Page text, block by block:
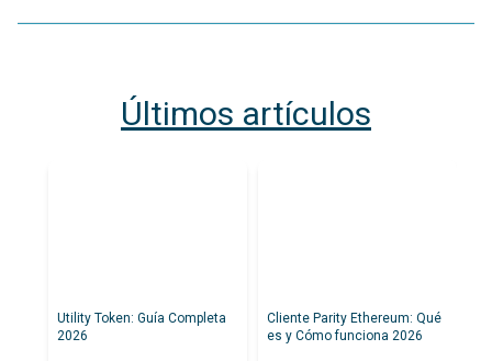
Últimos artículos
Utility Token: Guía Completa
2026
Cliente Parity Ethereum: Qué
es y Cómo funciona 2026